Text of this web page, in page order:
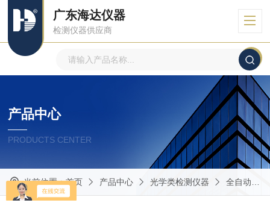
广东海达仪器
检测仪器供应商
产品中心
PRODUCTS CENTER
当前位置：首页 产品中心 光学类检测仪器 全自动影像测量仪